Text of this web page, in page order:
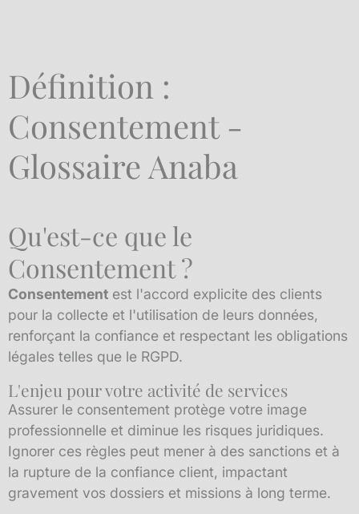
Définition :
Consentement -
Glossaire Anaba
Qu'est-ce que le
Consentement ?
Consentement est l'accord explicite des clients
pour la collecte et l'utilisation de leurs données,
renforçant la confiance et respectant les obligations
légales telles que le RGPD.
L'enjeu pour votre activité de services
Assurer le consentement protège votre image
professionnelle et diminue les risques juridiques.
Ignorer ces règles peut mener à des sanctions et à
la rupture de la confiance client, impactant
gravement vos dossiers et missions à long terme.